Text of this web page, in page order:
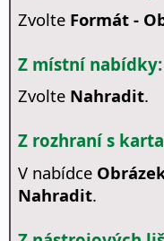
Zvolte Formát -
Z místní nabídky:
Zvolte Nahradit.
Z rozhraní s
V nabídce
Nahradit.